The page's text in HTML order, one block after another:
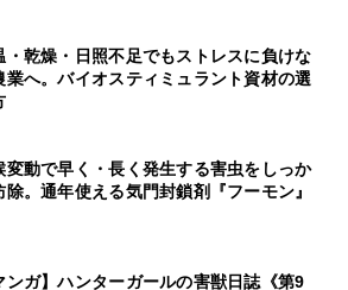
・乾燥・日照不足でもストレスに負けな
業へ。バイオスティミュラント資材の選
変動で早く・長く発生する害虫をしっか
除。通年使える気門封鎖剤『フーモン』
ンガ】ハンターガールの害獣日誌《第9